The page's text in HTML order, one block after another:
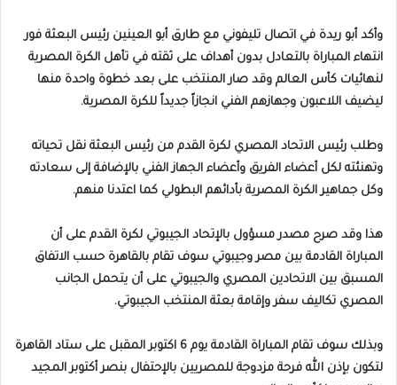
وأكد أبو ريدة في اتصال تليفوني مع طارق أبو العينين رئيس البعثة فور
انتهاء المباراة بالتعادل بدون أهداف على ثقته في تأهل الكرة المصرية
لنهائيات كأس العالم وقد صار المنتخب على بعد خطوة واحدة منها
ليضيف اللاعبون وجهازهم الفني انجازاً جديداً للكرة المصرية.
وطلب رئيس الاتحاد المصري لكرة القدم من رئيس البعثة نقل تحياته
وتهنئته لكل أعضاء الفريق وأعضاء الجهاز الفني بالإضافة إلى سعادته
وكل جماهير الكرة المصرية بأدائهم البطولي كما اعتدنا منهم.
هذا وقد صرح مصدر مسؤول بالإتحاد الجيبوتي لكرة القدم على أن
المباراة القادمة بين مصر وجيبوتي سوف تقام بالقاهرة حسب الاتفاق
المسبق بين الاتحادين المصري والجيبوتي على أن يتحمل الجانب
المصري تكاليف سفر وإقامة بعثة المنتخب الجيبوتي.
وبذلك سوف تقام المباراة القادمة يوم 6 اكتوبر المقبل على ستاد القاهرة
لتكون بإذن الله فرحة مزدوجة للمصريين بالإحتفال بنصر أكتوبر المجيد